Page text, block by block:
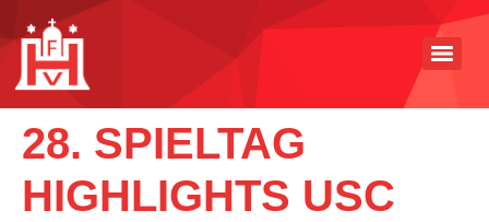
28. SPIELTAG
HIGHLIGHTS USC